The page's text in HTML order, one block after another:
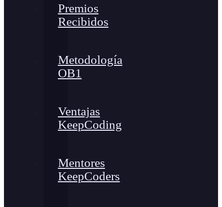
Premios
Recibidos
Metodología
OB1
Ventajas
KeepCoding
Mentores
KeepCoders